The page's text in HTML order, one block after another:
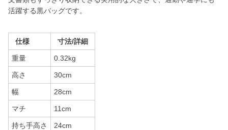
活躍する黒バッグです。
仕様 寸法/詳細
重量 0.32kg
高さ 30cm
幅 28cm
マチ 11cm
持ち手高さ 24cm